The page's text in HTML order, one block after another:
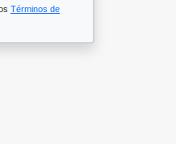
Términos de